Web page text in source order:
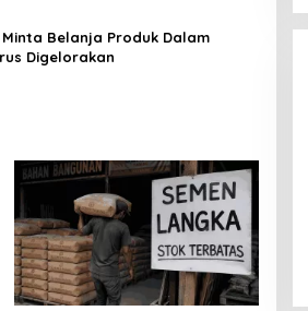
Belanja Produk Dalam
Digelorakan
Rumah Adat Melayu